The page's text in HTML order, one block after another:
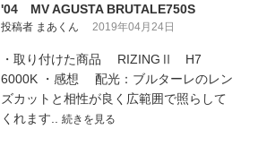
'04 MV AGUSTA BRUTALE750S
投稿者 まあくん 2019年04月24日
・取り付けた商品 RIZINGⅡ H7
6000K ・感想 配光：ブルターレのレン
ズカットと相性が良く広範囲で照らして
くれます.. 続きを見る